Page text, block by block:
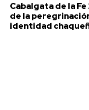
Cabalgata de la
de la
identidad